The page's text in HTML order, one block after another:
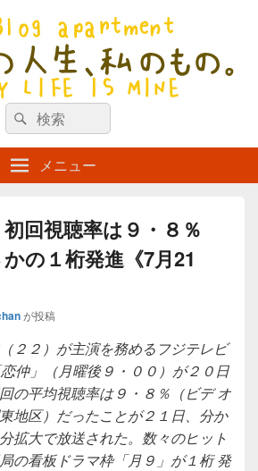
のもの。【新館】
検
索
対
象:
検
索
メニュー
回視聴率は９・８％
の１桁発進《7月21
が投稿
２２）が主演を務めるフジテレビ
仲」（月曜後９・００）が２０日
の平均視聴率は９・８％（ビデ オ
地区）だったことが２１日、分か
拡大で放送された。数々のヒット
の看板ドラマ枠「月９」が１桁 発